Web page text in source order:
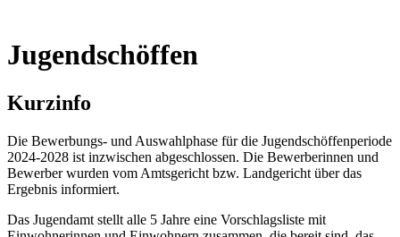
Jugendschöffen
Kurzinfo
Die Bewerbungs- und Auswahlphase für die Jugendschöffenperiode
2024-2028 ist inzwischen abgeschlossen. Die Bewerberinnen und
Bewerber wurden vom Amtsgericht bzw. Landgericht über das
Ergebnis informiert.
Das Jugendamt stellt alle 5 Jahre eine Vorschlagsliste mit